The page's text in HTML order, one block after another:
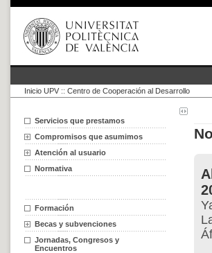
Inicio UPV :: Centro de Cooperación al Desarrollo
Servicios que prestamos
Compromisos que asumimos
Atención al usuario
Normativa
Formación
Becas y subvenciones
Jornadas, Congresos y
Encuentros